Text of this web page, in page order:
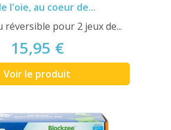
l'oie, au coeur de...
réversible pour 2 jeux de...
15,95 €
Voir le produit